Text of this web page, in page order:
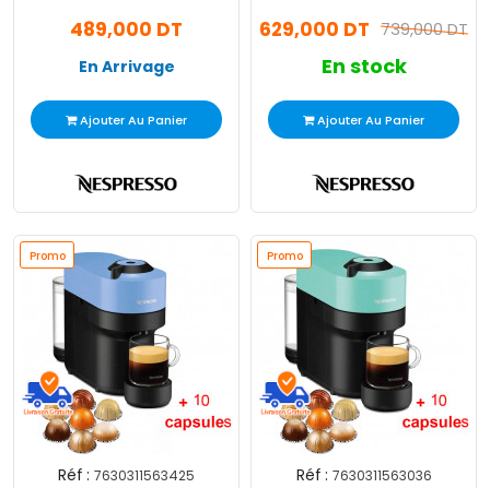
489,000 DT
En Arrivage
Ajouter Au Panier
739,000 DT
629,000 DT
En stock
Ajouter Au Panier
Promo
Réf : 7630311563425
Promo
Réf : 7630311563036